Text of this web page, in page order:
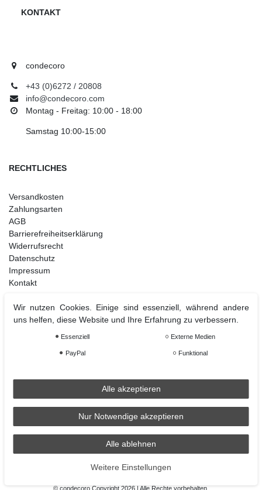
KONTAKT
condecoro
+43 (0)6272 / 20808
info@condecoro.com
Montag - Freitag: 10:00 - 18:00
Samstag 10:00-15:00
RECHTLICHES
Versandkosten
Zahlungsarten
AGB
Barrierefreiheitserklärung
Widerrufsrecht
Datenschutz
Impressum
Kontakt
Christbaumschmuck
Christbaumkugel
Räder Lichthaus
© condecoro Copyright 2026 | Alle Rechte vorbehalten.
Wir nutzen Cookies. Einige sind essenziell, während andere
uns helfen, diese Website und Ihre Erfahrung zu verbessern.
Essenziell Externe Medien
PayPal Funktional
Alle akzeptieren
Nur Notwendige akzeptieren
Alle ablehnen
Weitere Einstellungen